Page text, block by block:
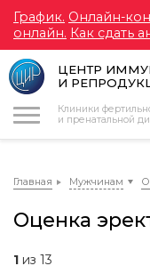
График. Онлайн-
онлайн. Как сдать
ЦЕНТР
И
Клиники
и пренатальной
Главная Мужчинам
Оценка
1 из 13